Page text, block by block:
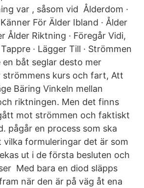
var , såsom vid Ålderdom ·
För Älder Ibland · Ålder
Ålder Riktning · Föregår Vidi,
· Lägger Till · Strömmen
en båt seglar desto mer
strömmens kurs och fart, Att
Bäring Vinkeln mellan
riktningen. Men det finns
mot strömmen och faktiskt
pågår en process som ska
vilka formuleringar det är som
ut i de första besluten och
Med bara en diod släpps
när den är på väg åt ena